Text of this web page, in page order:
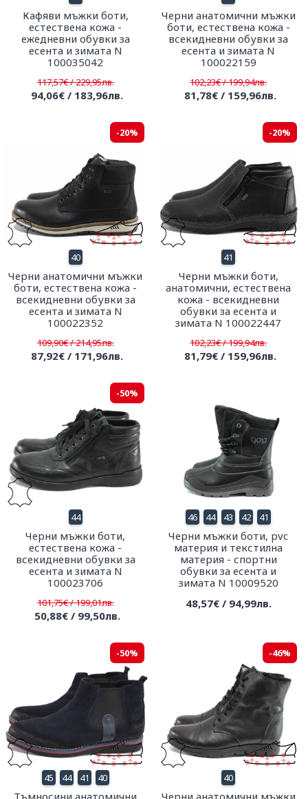
Кафяви мъжки боти,
естествена кожа -
ежедневни обувки за
есента и зимата N
100035042
117,57€ / 229,95лв.
94,06€ / 183,96лв.
Черни анатомични мъжки
боти, естествена кожа -
всекидневни обувки за
есента и зимата N
100022159
102,23€ / 199,94лв.
81,78€ / 159,96лв.
-20%
40
Черни анатомични мъжки
боти, естествена кожа -
всекидневни обувки за
есента и зимата N
100022352
109,90€ / 214,95лв.
87,92€ / 171,96лв.
-20%
41
Черни мъжки боти,
анатомични, естествена
кожа - всекидневни
обувки за есента и
зимата N 100022447
102,23€ / 199,94лв.
81,79€ / 159,96лв.
-50%
44
Черни мъжки боти,
естествена кожа -
всекидневни обувки за
есента и зимата N
100023706
101,75€ / 199,01лв.
50,88€ / 99,50лв.
46 44 43 42 41
Черни мъжки боти, pvc
материя и текстилна
материя - спортни
обувки за есента и
зимата N 10009520
48,57€ / 94,99лв.
-50%
45 44 41 40
Тъмносини анатомични
-46%
40
Черни анатомични мъжки